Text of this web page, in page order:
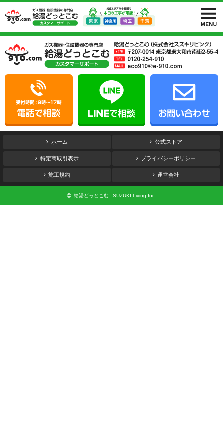
ホーム 公式ストア
特定商取引表示 プライバシーポリシー
施工規約 運営会社
給湯どっとこむ - SUZUKI Living Inc.